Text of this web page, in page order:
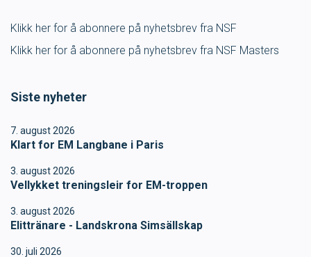
IDRETTSBUTIKKEN TRYGG I VANN
MEDLEY.NO
FORBUNDSTINGET
Klikk her for å abonnere på nyhetsbrev fra NSF
Klikk her for å abonnere på nyhetsbrev fra NSF Masters
Siste nyheter
7. august 2026
Klart for EM Langbane i Paris
3. august 2026
Vellykket treningsleir for EM-troppen
3. august 2026
Elittränare - Landskrona Simsällskap
30. juli 2026